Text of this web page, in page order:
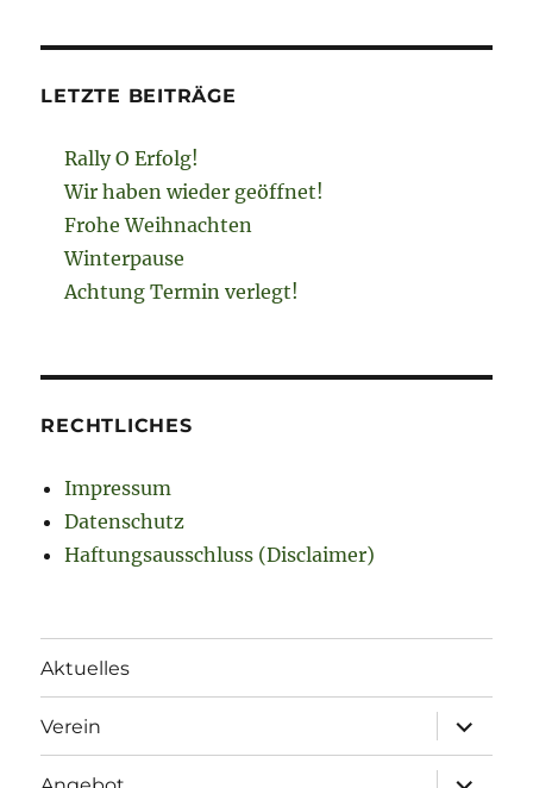
LETZTE BEITRÄGE
Rally O Erfolg!
Wir haben wieder geöffnet!
Frohe Weihnachten
Winterpause
Achtung Termin verlegt!
RECHTLICHES
Impressum
Datenschutz
Haftungsausschluss (Disclaimer)
Aktuelles
Verein
öffnen